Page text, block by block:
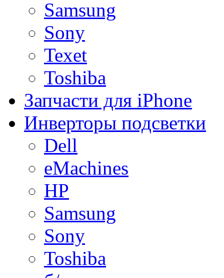
Samsung
Sony
Texet
Toshiba
Запчасти для iPhone
Инверторы подсветки
Dell
eMachines
HP
Samsung
Sony
Toshiba